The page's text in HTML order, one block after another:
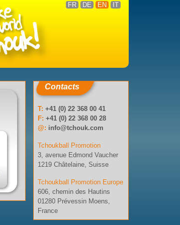
FR DE EN IT
Contacts
T: +41 (0) 22 368 00 41
F: +41 (0) 22 368 00 28
@: info@tchouk.com
Tchoukball Promotion
3, avenue Edmond Vaucher
1219 Châtelaine, Suisse
Tchoukball Promotion Europe
606, chemin des Hautins
01280 Prévessin Moens,
France